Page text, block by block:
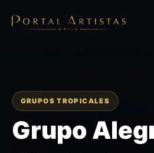
GRUPOS TROPICALES
Grupo